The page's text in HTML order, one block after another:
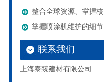
整合全球资源、掌握核
掌握喷涂机维护的细节
联系我们
上海泰臻建材有限公司